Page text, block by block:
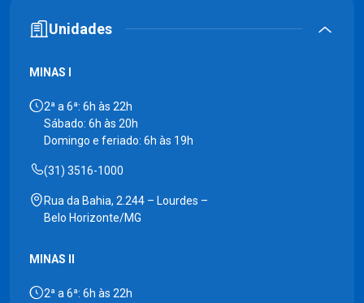
Unidades
MINAS I
2ª a 6ª: 6h às 22h
Sábado: 6h às 20h
Domingo e feriado: 6h às 19h
(31) 3516-1000
Rua da Bahia, 2.244 – Lourdes –
Belo Horizonte/MG
MINAS II
2ª a 6ª: 6h às 22h